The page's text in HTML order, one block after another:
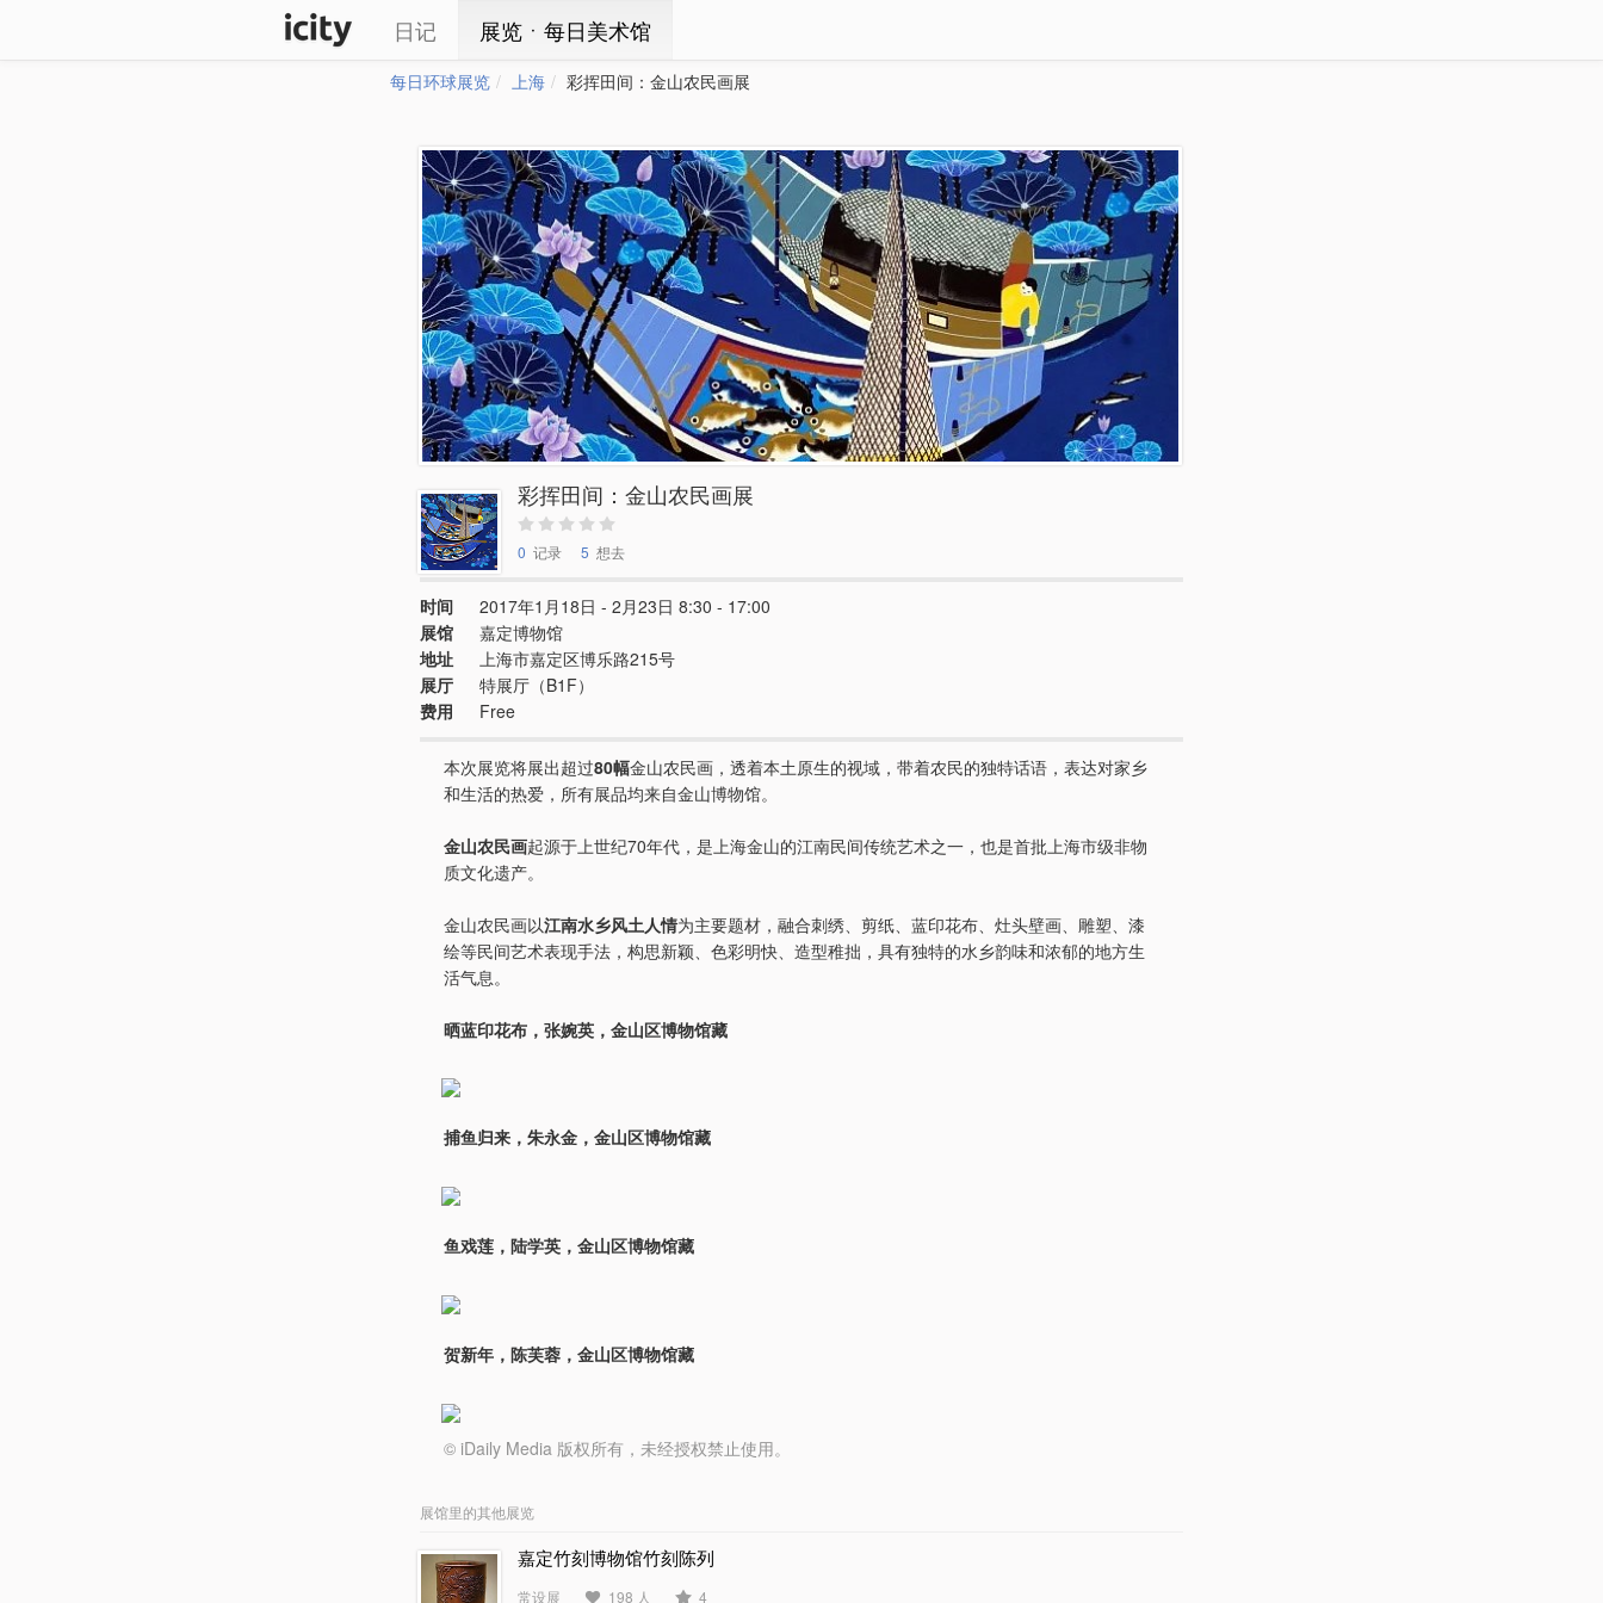
日记 展览ㆍ每日美术馆
每日环球展览 上海 彩挥田间：金山农民画展
彩挥田间：金山农民画展
0 记录 5 想去
时间
2017年1月18日 - 2月23日 8:30 - 17:00
展馆
嘉定博物馆
地址
上海市嘉定区博乐路215号
展厅
特展厅（B1F）
费用
Free
本次展览将展出超过80幅金山农民画，透着本土原生的视域，带着农民的独特话语，表达对家乡
和生活的热爱，所有展品均来自金山博物馆。
金山农民画起源于上世纪70年代，是上海金山的江南民间传统艺术之一，也是首批上海市级非物
质文化遗产。
金山农民画以江南水乡风土人情为主要题材，融合刺绣、剪纸、蓝印花布、灶头壁画、雕塑、漆
绘等民间艺术表现手法，构思新颖、色彩明快、造型稚拙，具有独特的水乡韵味和浓郁的地方生
活气息。
晒蓝印花布，张婉英，金山区博物馆藏
捕鱼归来，朱永金，金山区博物馆藏
鱼戏莲，陆学英，金山区博物馆藏
贺新年，陈芙蓉，金山区博物馆藏
© iDaily Media 版权所有，未经授权禁止使用。
展馆里的其他展览
嘉定竹刻博物馆竹刻陈列
常设展 198 人 4